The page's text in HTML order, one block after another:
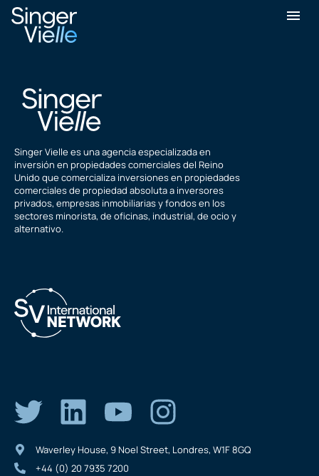
S Raman
Singer Vielle es una agencia especializada en
inversión en propiedades comerciales del Reino
Unido que comercializa inversiones en propiedades
comerciales de propiedad absoluta a inversores
privados, empresas inmobiliarias y fondos en los
sectores minorista, de oficinas, industrial, de ocio y
alternativo.
Waverley House, 9 Noel Street, Londres, W1F 8GQ
+44 (0) 20 7935 7200